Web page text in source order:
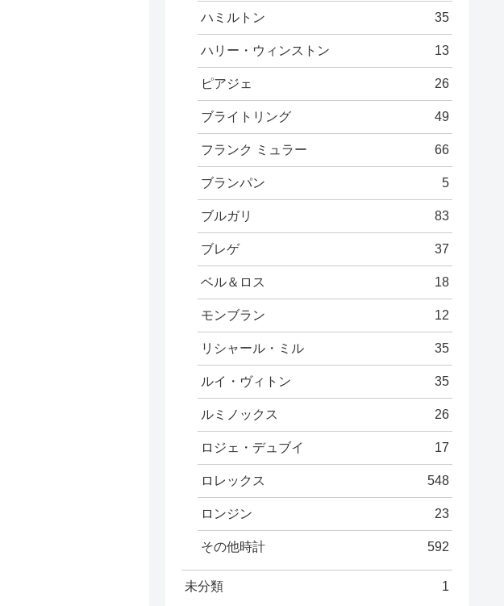
ハミルトン 35
ハリー・ウィンストン 13
ピアジェ 26
ブライトリング 49
フランク ミュラー 66
ブランパン 5
ブルガリ 83
ブレゲ 37
ベル＆ロス 18
モンブラン 12
リシャール・ミル 35
ルイ・ヴィトン 35
ルミノックス 26
ロジェ・デュブイ 17
ロレックス 548
ロンジン 23
その他時計 592
未分類 1